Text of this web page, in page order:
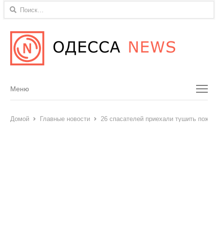
Найти:
Menu
Меню
Домой Главные новости 26 спасателей приехали тушить